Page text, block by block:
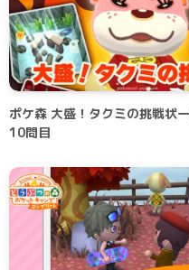
ポケ森 大盛！タクミの挑戦状
10問目